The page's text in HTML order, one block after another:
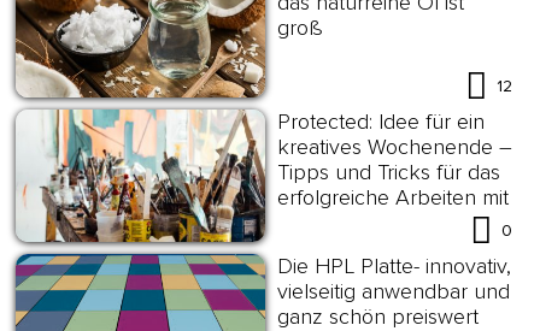
groß
12
Protected: Idee für ein
kreatives Wochenende –
Tipps und Tricks für das
erfolgreiche Arbeiten mit
0
Die HPL Platte- innovativ,
vielseitig anwendbar und
ganz schön preiswert